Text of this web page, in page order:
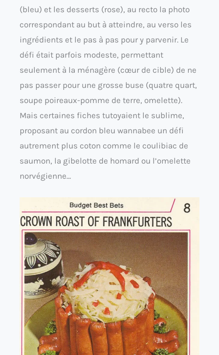
(bleu) et les desserts (rose), au recto la photo
correspondant au but à atteindre, au verso les
ingrédients et le pas à pas pour y parvenir. Le
défi était parfois modeste, permettant
seulement à la ménagère (cœur de cible) de ne
pas passer pour une grosse buse (quatre quart,
soupe poireaux-pomme de terre, omelette).
Mais certaines fiches tutoyaient le sublime,
proposant au cordon bleu wannabee un défi
autrement plus coton comme le coulibiac de
saumon, la gibelotte de homard ou l’omelette
norvégienne…